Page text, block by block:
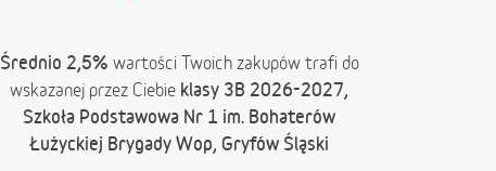
Średnio 2,5% wartości Twoich zakupów trafi do
wskazanej przez Ciebie klasy 3B 2026-2027,
Szkoła Podstawowa Nr 1 im. Bohaterów
Łużyckiej Brygady Wop, Gryfów Śląski